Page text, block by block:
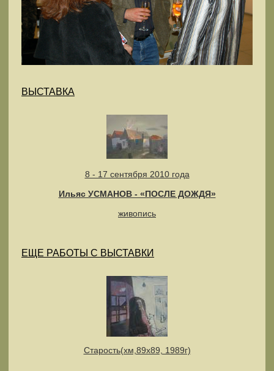
ВЫСТАВКА
8 - 17 сентября 2010 года
Ильяс УСМАНОВ - «ПОСЛЕ ДОЖДЯ»
живопись
ЕЩЕ РАБОТЫ С ВЫСТАВКИ
Старость(хм,89х89, 1989г)